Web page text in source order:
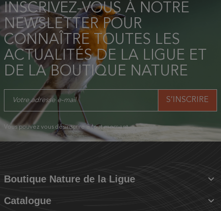
INSCRIVEZ-VOUS À NOTRE
NEWSLETTER POUR
CONNAÎTRE TOUTES LES
ACTUALITÉS DE LA LIGUE ET
DE LA BOUTIQUE NATURE
Vous pouvez vous désinscrire à tout moment.
Boutique Nature de la Ligue 
Catalogue 